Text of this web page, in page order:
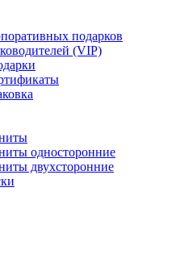
подарков
(VIP)
односторонние
двухсторонние